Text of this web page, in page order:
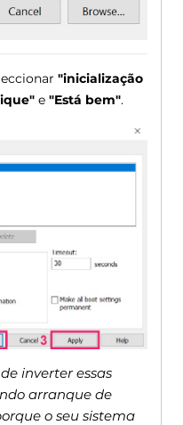
"inicialização
e"Está bem".
inverter essas
arranque de
o seu sistema